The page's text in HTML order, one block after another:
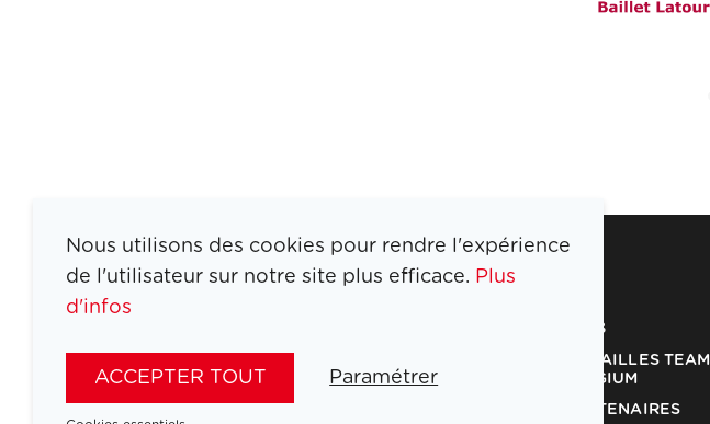
JEUX
COIB
MÉDAILLES TEAM
BELGIUM
PARTENAIRES
Nous utilisons des cookies pour rendre l'expérience
de l'utilisateur sur notre site plus efficace. Plus
d'infos
ACCEPTER TOUT Paramétrer